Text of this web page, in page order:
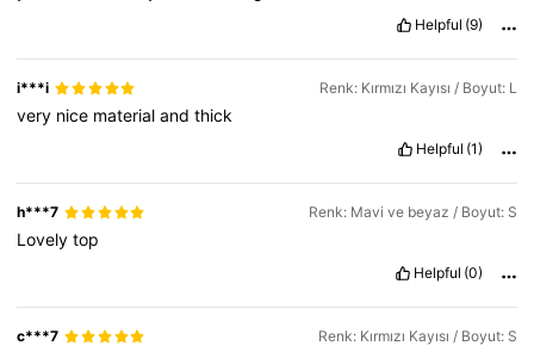
Helpful (9)
i***i Renk: Kırmızı Kayısı / Boyut: L
very nice materialandthick
Helpful (1)
h***7 Renk: Mavi ve beyaz / Boyut: S
Lovelytop
Helpful (0)
c***7 Renk: Kırmızı Kayısı / Boyut: S